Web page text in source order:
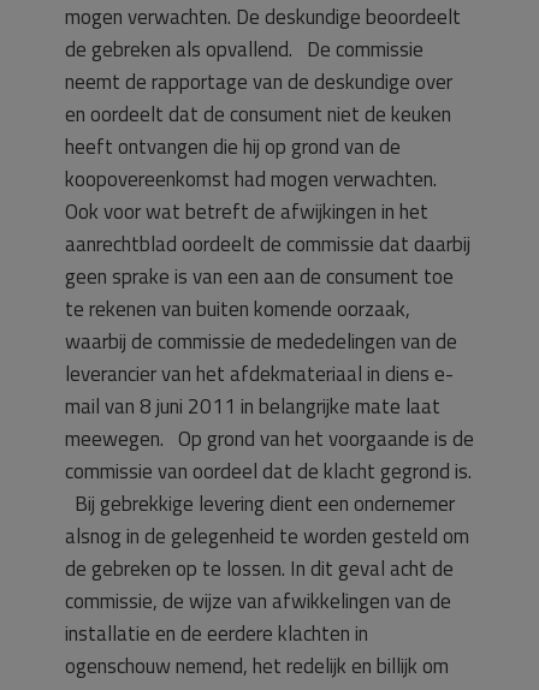
mogen verwachten. De deskundige beoordeelt
de gebreken als opvallend. De commissie
neemt de rapportage van de deskundige over
en oordeelt dat de consument niet de keuken
heeft ontvangen die hij op grond van de
koopovereenkomst had mogen verwachten.
Ook voor wat betreft de afwijkingen in het
aanrechtblad oordeelt de commissie dat daarbij
geen sprake is van een aan de consument toe
te rekenen van buiten komende oorzaak,
waarbij de commissie de mededelingen van de
leverancier van het afdekmateriaal in diens e-
mail van 8 juni 2011 in belangrijke mate laat
meewegen. Op grond van het voorgaande is de
commissie van oordeel dat de klacht gegrond is.
Bij gebrekkige levering dient een ondernemer
alsnog in de gelegenheid te worden gesteld om
de gebreken op te lossen. In dit geval acht de
commissie, de wijze van afwikkelingen van de
installatie en de eerdere klachten in
ogenschouw nemend, het redelijk en billijk om